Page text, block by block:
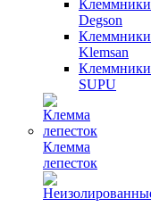
Клеммники
Degson
Клеммники
Klemsan
Клеммники
SUPU
Клемма
лепесток